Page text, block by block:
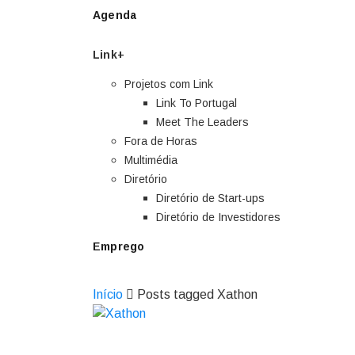
Agenda
Link+
Projetos com Link
Link To Portugal
Meet The Leaders
Fora de Horas
Multimédia
Diretório
Diretório de Start-ups
Diretório de Investidores
Emprego
Início Posts tagged Xathon